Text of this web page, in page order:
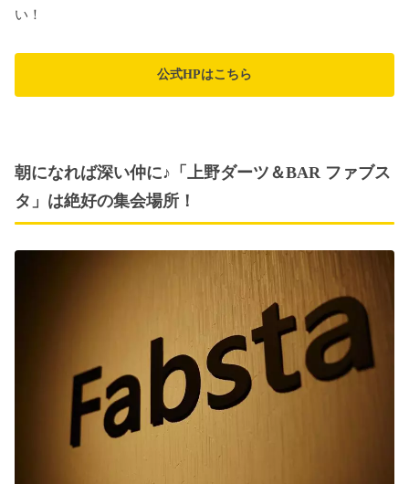
い！
公式HPはこちら
朝になれば深い仲に♪「上野ダーツ＆BAR ファブス
タ」は絶好の集会場所！